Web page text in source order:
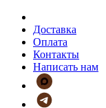
Доставка
Оплата
Контакты
Написать нам